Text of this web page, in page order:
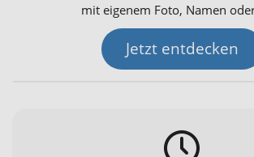
mit eigenem Foto, Namen
Jetzt entdecken